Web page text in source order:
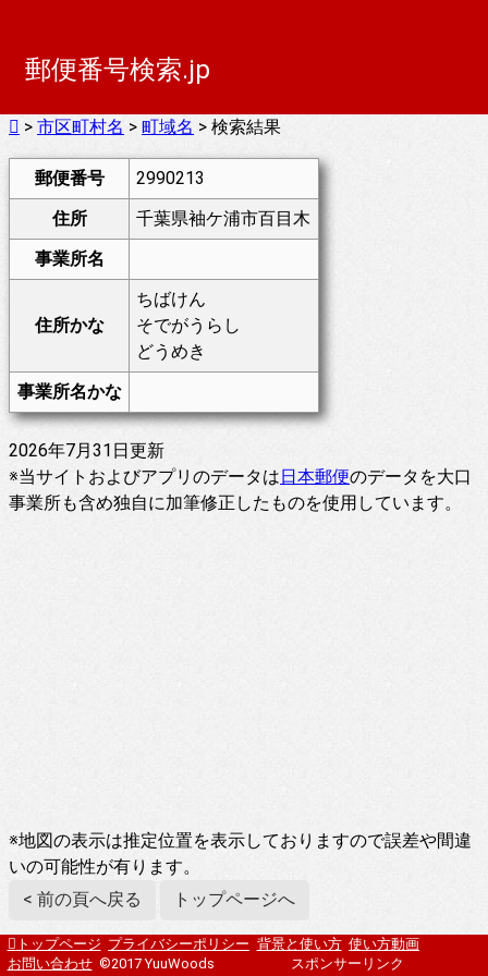
郵便番号検索.jp
> 市区町村名 > 町域名 > 検索結果
郵便番号
2990213
住所
千葉県袖ケ浦市百目木
事業所名
住所かな
ちばけん
そでがうらし
どうめき
事業所名かな
2026年7月31日更新
※当サイトおよびアプリのデータは日本郵便のデータを大口
事業所も含め独自に加筆修正したものを使用しています。
※地図の表示は推定位置を表示しておりますので誤差や間違
いの可能性が有ります。
< 前の頁へ戻る
トップページへ
トップページ プライバシーポリシー 背景と使い方 使い方動画
お問い合わせ ©2017 YuuWoods スポンサーリンク